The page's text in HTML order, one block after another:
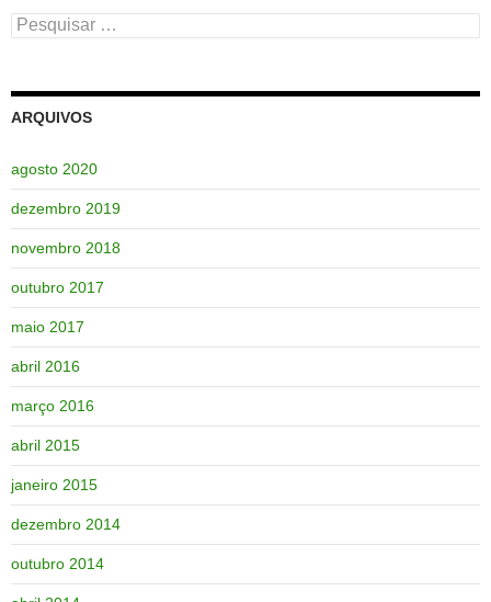
Pesquisar
por:
ARQUIVOS
agosto 2020
dezembro 2019
novembro 2018
outubro 2017
maio 2017
abril 2016
março 2016
abril 2015
janeiro 2015
dezembro 2014
outubro 2014